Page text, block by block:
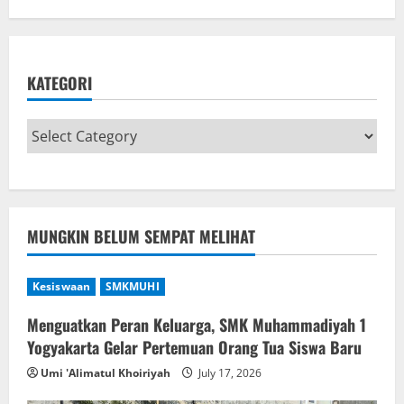
KATEGORI
MUNGKIN BELUM SEMPAT MELIHAT
Kesiswaan SMKMUHI
Menguatkan Peran Keluarga, SMK Muhammadiyah 1
Yogyakarta Gelar Pertemuan Orang Tua Siswa Baru
Umi 'Alimatul Khoiriyah July 17, 2026